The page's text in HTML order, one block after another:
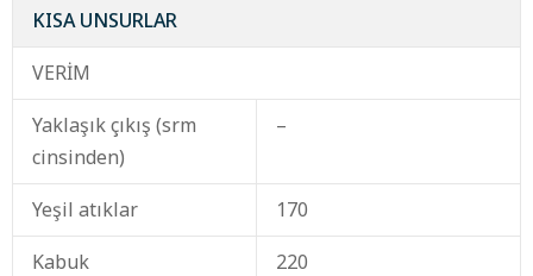
KISA UNSURLAR
VERİM
Yaklaşık çıkış (srm
cinsinden)
–
Yeşil atıklar
170
Kabuk
220